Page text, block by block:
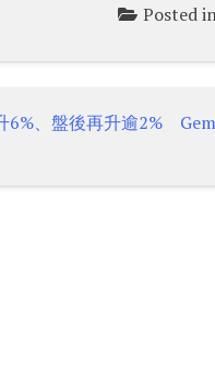
Posted
6%、盤後再升逾2%